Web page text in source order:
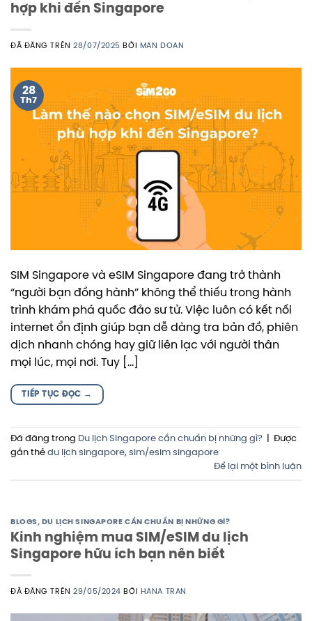
hợp khi đến Singapore
ĐÃ ĐĂNG TRÊN28/07/2025 BỞI MAN DOAN
28
Th7
SIM Singapore và eSIM Singapore đang trở thành
“người bạn đồng hành” không thể thiếu trong hành
trình khám phá quốc đảo sư tử. Việc luôn có kết nối
internet ổn định giúp bạn dễ dàng tra bản đồ, phiên
dịch nhanh chóng hay giữ liên lạc với người thân
mọi lúc, mọi nơi. Tuy […]
TIẾP TỤC ĐỌC →
Đã đăng trong Du lịch Singapore cần chuẩn bị những gì?
Được
gắn thẻ du lịch singapore, sim/esim singapore
Để lại một bình luận
BLOGS, DU LỊCH SINGAPORE CẦN CHUẨN BỊ NHỮNG GÌ?
Kinh nghiệm mua SIM/eSIM du lịch
Singapore hữu ích bạn nên biết
ĐÃ ĐĂNG TRÊN29/05/2024 BỞI HANA TRAN